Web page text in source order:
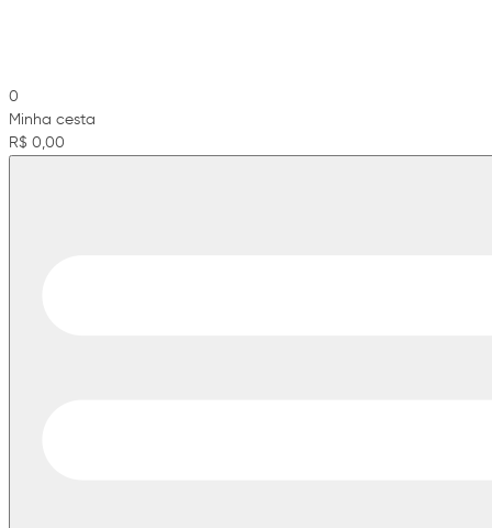
0
Minha cesta
R$ 0,00